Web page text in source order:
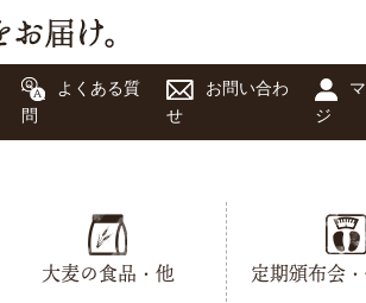
よくある質
問
お問い合わ
せ
ジ
大麦の食品・他 定期頒布会